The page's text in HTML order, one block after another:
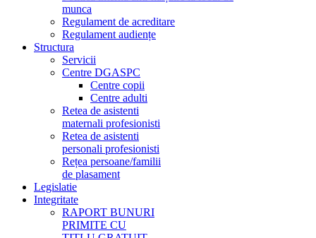
munca
Regulament de acreditare
Regulament audiențe
Structura
Servicii
Centre DGASPC
Centre copii
Centre adulti
Retea de asistenti
maternali profesionisti
Retea de asistenti
personali profesionisti
Rețea persoane/familii
de plasament
Legislatie
Integritate
RAPORT BUNURI
PRIMITE CU